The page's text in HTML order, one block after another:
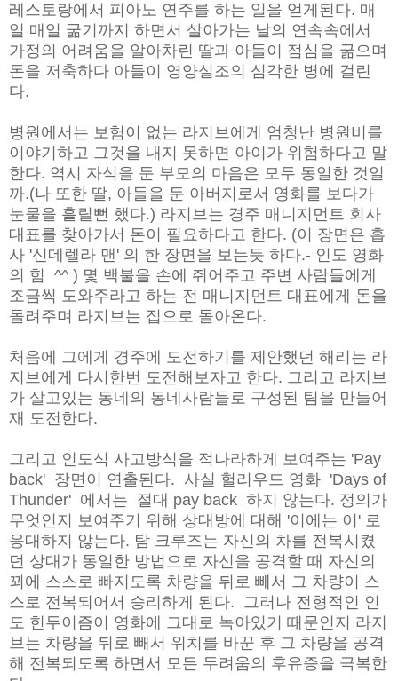
레스토랑에서 피아노 연주를 하는 일을 얻게된다. 매
일 매일 굶기까지 하면서 살아가는 날의 연속속에서
가정의 어려움을 알아차린 딸과 아들이 점심을 굶으며
돈을 저축하다 아들이 영양실조의 심각한 병에 걸린
다.
병원에서는 보험이 없는 라지브에게 엄청난 병원비를
이야기하고 그것을 내지 못하면 아이가 위험하다고 말
한다. 역시 자식을 둔 부모의 마음은 모두 동일한 것일
까.(나 또한 딸, 아들을 둔 아버지로서 영화를 보다가
눈물을 흘릴뻔 했다.) 라지브는 경주 매니지먼트 회사
대표를 찾아가서 돈이 필요하다고 한다. (이 장면은 흡
사 '신데렐라 맨' 의 한 장면을 보는듯 하다.- 인도 영화
의 힘 ^^ ) 몇 백불을 손에 쥐어주고 주변 사람들에게
조금씩 도와주라고 하는 전 매니지먼트 대표에게 돈을
돌려주며 라지브는 집으로 돌아온다.
처음에 그에게 경주에 도전하기를 제안했던 해리는 라
지브에게 다시한번 도전해보자고 한다. 그리고 라지브
가 살고있는 동네의 동네사람들로 구성된 팀을 만들어
재 도전한다.
그리고 인도식 사고방식을 적나라하게 보여주는 'Pay
back' 장면이 연출된다. 사실 헐리우드 영화 'Days of
Thunder' 에서는 절대 pay back 하지 않는다. 정의가
무엇인지 보여주기 위해 상대방에 대해 '이에는 이' 로
응대하지 않는다. 탐 크루즈는 자신의 차를 전복시켰
던 상대가 동일한 방법으로 자신을 공격할 때 자신의
꾀에 스스로 빠지도록 차량을 뒤로 빼서 그 차량이 스
스로 전복되어서 승리하게 된다. 그러나 전형적인 인
도 힌두이즘이 영화에 그대로 녹아있기 때문인지 라지
브는 차량을 뒤로 빼서 위치를 바꾼 후 그 차량을 공격
해 전복되도록 하면서 모든 두려움의 후유증을 극복한